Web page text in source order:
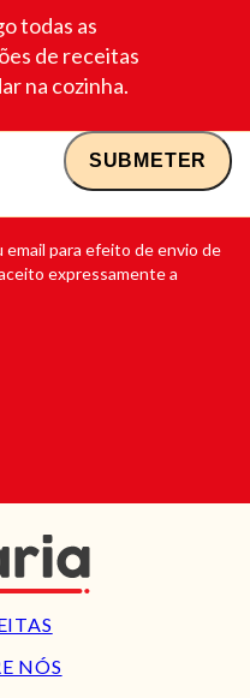
todas as
de receitas
na cozinha.
para efeito de envio de
expressamente a
NÓS